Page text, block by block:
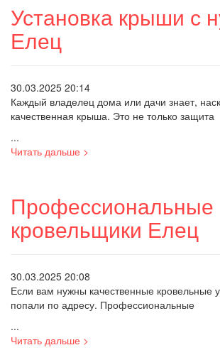
Установка крыши с
Елец
30.03.2025 20:14
Каждый владелец дома или дачи знает,
качественная крыша. Это не только защита
...
Читать дальше >
Профессиональные
кровельщики Елец
30.03.2025 20:08
Если вам нужны качественные кровельные
попали по адресу. Профессиональные
...
Читать дальше >